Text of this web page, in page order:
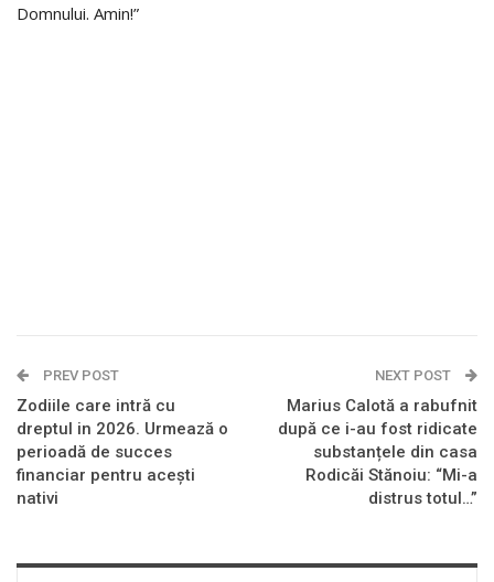
Domnului. Amin!”
PREV POST
Zodiile care intră cu
dreptul in 2026. Urmează o
perioadă de succes
financiar pentru acești
nativi
NEXT POST
Marius Calotă a rabufnit
după ce i-au fost ridicate
substanțele din casa
Rodicăi Stănoiu: “Mi-a
distrus totul…”